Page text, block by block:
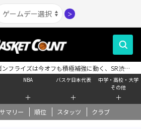
＞
NBA
＋
バスケ日本代表
＋
中学・高校・大学
その他
＋
マリー 順位 スタッツ クラブ
ンフライズは今オフも積極補強に動く、SR渋谷
、チャールズ・ジャクソンを獲得